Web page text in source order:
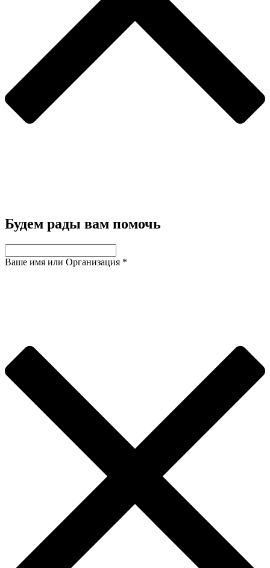
Будем рады вам помочь
Ваше имя или Организация *